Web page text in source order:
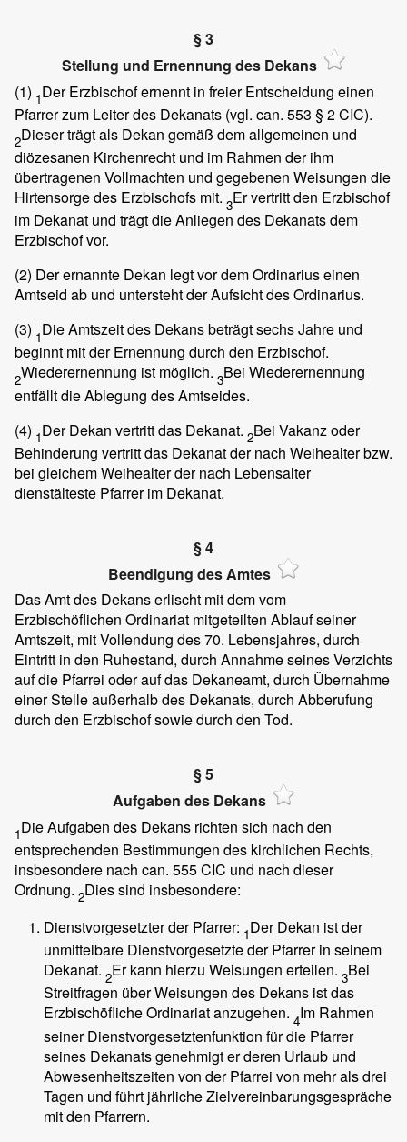
§ 3
Stellung und Ernennung des Dekans
(1) 1Der Erzbischof ernennt in freier Entscheidung einen
Pfarrer zum Leiter des Dekanats (vgl. can. 553 § 2 CIC).
2Dieser trägt als Dekan gemäß dem allgemeinen und
diözesanen Kirchenrecht und im Rahmen der ihm
übertragenen Vollmachten und gegebenen Weisungen die
Hirtensorge des Erzbischofs mit. 3Er vertritt den Erzbischof
im Dekanat und trägt die Anliegen des Dekanats dem
Erzbischof vor.
(2) Der ernannte Dekan legt vor dem Ordinarius einen
Amtseid ab und untersteht der Aufsicht des Ordinarius.
(3) 1Die Amtszeit des Dekans beträgt sechs Jahre und
beginnt mit der Ernennung durch den Erzbischof.
2Wiederernennung ist möglich. 3Bei Wiederernennung
entfällt die Ablegung des Amtseides.
(4) 1Der Dekan vertritt das Dekanat. 2Bei Vakanz oder
Behinderung vertritt das Dekanat der nach Weihealter bzw.
bei gleichem Weihealter der nach Lebensalter
dienstälteste Pfarrer im Dekanat.
§ 4
Beendigung des Amtes
Das Amt des Dekans erlischt mit dem vom
Erzbischöflichen Ordinariat mitgeteilten Ablauf seiner
Amtszeit, mit Vollendung des 70. Lebensjahres, durch
Eintritt in den Ruhestand, durch Annahme seines Verzichts
auf die Pfarrei oder auf das Dekaneamt, durch Übernahme
einer Stelle außerhalb des Dekanats, durch Abberufung
durch den Erzbischof sowie durch den Tod.
§ 5
Aufgaben des Dekans
1Die Aufgaben des Dekans richten sich nach den
entsprechenden Bestimmungen des kirchlichen Rechts,
insbesondere nach can. 555 CIC und nach dieser
Ordnung. 2Dies sind insbesondere:
Dienstvorgesetzter der Pfarrer: 1Der Dekan ist der
unmittelbare Dienstvorgesetzte der Pfarrer in seinem
Dekanat. 2Er kann hierzu Weisungen erteilen. 3Bei
Streitfragen über Weisungen des Dekans ist das
Erzbischöfliche Ordinariat anzugehen. 4Im Rahmen
seiner Dienstvorgesetztenfunktion für die Pfarrer
seines Dekanats genehmigt er deren Urlaub und
Abwesenheitszeiten von der Pfarrei von mehr als drei
Tagen und führt jährliche Zielvereinbarungsgespräche
mit den Pfarrern.